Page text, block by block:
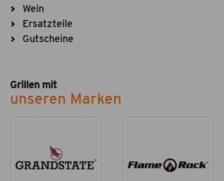
Wein
Ersatzteile
Gutscheine
Grillen mit
unseren Marken